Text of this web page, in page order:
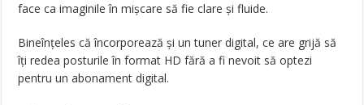
face ca imaginile în mișcare să fie clare și fluide.
Bineînțeles că încorporează și un tuner digital, ce are grijă să
îți redea posturile în format HD fără a fi nevoit să optezi
pentru un abonament digital.